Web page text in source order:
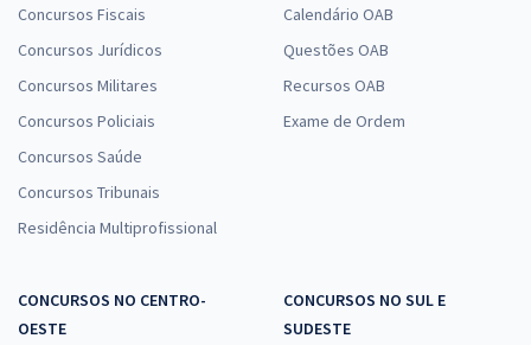
Concursos Fiscais
Concursos Jurídicos
Concursos Militares
Concursos Policiais
Concursos Saúde
Concursos Tribunais
Residência Multiprofissional
Calendário OAB
Questões OAB
Recursos OAB
Exame de Ordem
CONCURSOS NO CENTRO-
OESTE
CONCURSOS NO SUL E
SUDESTE